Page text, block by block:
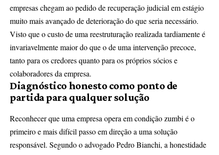
empresas chegam ao pedido de recuperação judicial em estágio
muito mais avançado de deterioração do que seria necessário.
Visto que o custo de uma reestruturação realizada tardiamente é
invariavelmente maior do que o de uma intervenção precoce,
tanto para os credores quanto para os próprios sócios e
colaboradores da empresa.
Diagnóstico honesto como ponto de
partida para qualquer solução
Reconhecer que uma empresa opera em condição zumbi é o
primeiro e mais difícil passo em direção a uma solução
responsável. Segundo o advogado Pedro Bianchi, a honestidade